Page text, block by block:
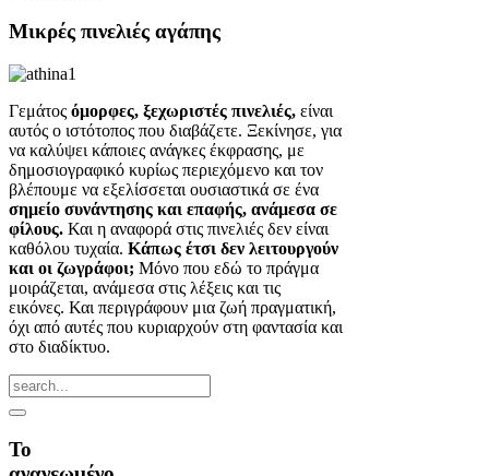
Μικρές πινελιές αγάπης
Γεμάτος όμορφες, ξεχωριστές πινελιές, είναι
αυτός ο ιστότοπος που διαβάζετε. Ξεκίνησε, για
να καλύψει κάποιες ανάγκες έκφρασης, με
δημοσιογραφικό κυρίως περιεχόμενο και τον
βλέπουμε να εξελίσσεται ουσιαστικά σε ένα
σημείο συνάντησης και επαφής, ανάμεσα σε
φίλους. Και η αναφορά στις πινελιές δεν είναι
καθόλου τυχαία. Κάπως έτσι δεν λειτουργούν
και οι ζωγράφοι; Μόνο που εδώ το πράγμα
μοιράζεται, ανάμεσα στις λέξεις και τις
εικόνες. Και περιγράφουν μια ζωή πραγματική,
όχι από αυτές που κυριαρχούν στη φαντασία και
στο διαδίκτυο.
Το